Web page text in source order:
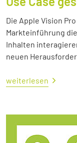
Die Apple Vision
Markteinführung
Inhalten
neuen
weiterlesen